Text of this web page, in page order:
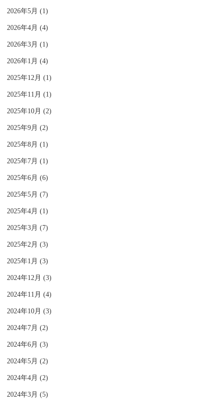
2026年5月 (1)
2026年4月 (4)
2026年3月 (1)
2026年1月 (4)
2025年12月 (1)
2025年11月 (1)
2025年10月 (2)
2025年9月 (2)
2025年8月 (1)
2025年7月 (1)
2025年6月 (6)
2025年5月 (7)
2025年4月 (1)
2025年3月 (7)
2025年2月 (3)
2025年1月 (3)
2024年12月 (3)
2024年11月 (4)
2024年10月 (3)
2024年7月 (2)
2024年6月 (3)
2024年5月 (2)
2024年4月 (2)
2024年3月 (5)